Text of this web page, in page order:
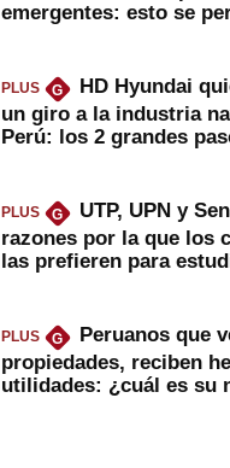
emergentes: esto se
PLUS G
HD Hyundai
un giro a la industria
Perú: los 2 grandes
PLUS G
UTP, UPN y
razones por la que los
las prefieren para
PLUS G
Peruanos que
propiedades, reciben
utilidades: ¿cuál es su